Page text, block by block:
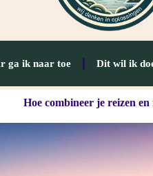
ga ik naar toe Dit wil ik
Hoe combineer je reizen en